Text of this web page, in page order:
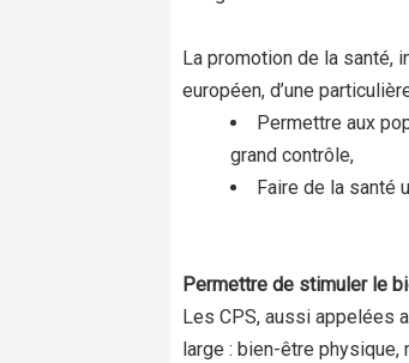
La promotion de la santé,
européen, d’une
Permettre aux
grand contrôle,
Faire de la santé
Permettre de stimuler le
Les CPS, aussi appelées
large : bien-être